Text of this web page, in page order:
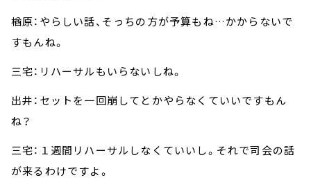
楢原：やらしい話、そっちの方が予算もね…かからないで
すもんね。
三宅：リハーサルもいらないしね。
出井：セットを一回崩してとかやらなくていいですもん
ね？
三宅：１週間リハーサルしなくていいし。それで司会の話
が来るわけですよ。